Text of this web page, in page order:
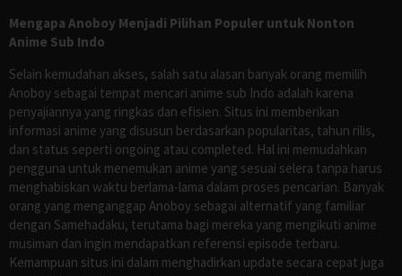
Mengapa Anoboy Menjadi Pilihan Populer untuk Nonton
Anime Sub Indo
Selain kemudahan akses, salah satu alasan banyak orang memilih
Anoboy sebagai tempat mencari anime sub Indo adalah karena
penyajiannya yang ringkas dan efisien. Situs ini memberikan
informasi anime yang disusun berdasarkan popularitas, tahun rilis,
dan status seperti ongoing atau completed. Hal ini memudahkan
pengguna untuk menemukan anime yang sesuai selera tanpa harus
menghabiskan waktu berlama-lama dalam proses pencarian. Banyak
orang yang menganggap Anoboy sebagai alternatif yang familiar
dengan Samehadaku, terutama bagi mereka yang mengikuti anime
musiman dan ingin mendapatkan referensi episode terbaru.
Kemampuan situs ini dalam menghadirkan update secara cepat juga